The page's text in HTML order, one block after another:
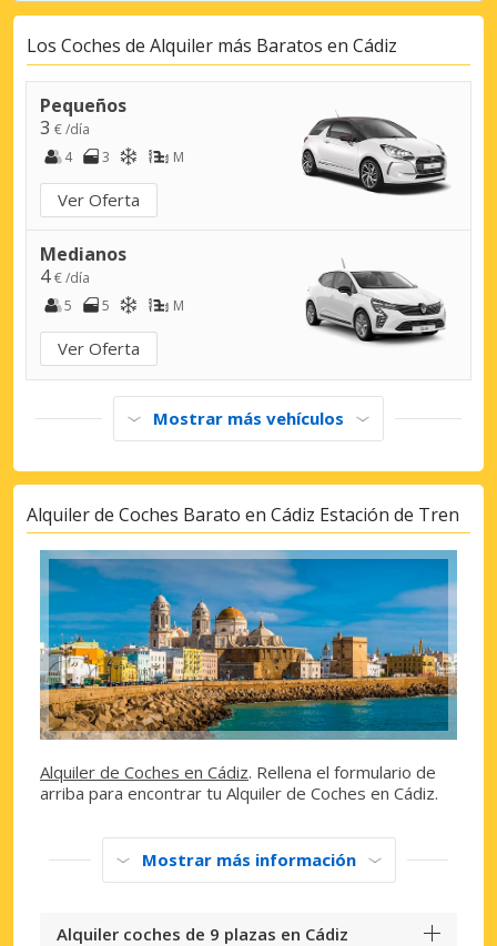
Los Coches de Alquiler más Baratos en Cádiz
Pequeños
3 € /día
4
3 M
Ver Oferta
Medianos
4€ /día
5
5 M
Ver Oferta
Mostrar más vehículos
Alquiler de Coches Barato en Cádiz Estación de Tren
Alquiler de Coches en Cádiz. Rellena el formulario de
arriba para encontrar tu Alquiler de Coches en Cádiz.
Mostrar más información
Alquiler coches de 9 plazas en Cádiz